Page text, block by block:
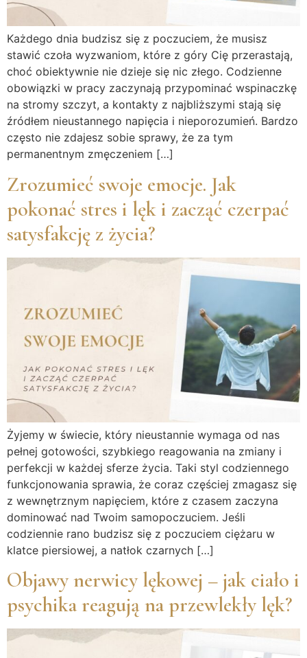
Każdego dnia budzisz się z poczuciem, że musisz
stawić czoła wyzwaniom, które z góry Cię przerastają,
choć obiektywnie nie dzieje się nic złego. Codzienne
obowiązki w pracy zaczynają przypominać wspinaczkę
na stromy szczyt, a kontakty z najbliższymi stają się
źródłem nieustannego napięcia i nieporozumień. Bardzo
często nie zdajesz sobie sprawy, że za tym
permanentnym zmęczeniem […]
Zrozumieć swoje emocje. Jak
pokonać stres i lęk i zacząć czerpać
satysfakcję z życia?
Żyjemy w świecie, który nieustannie wymaga od nas
pełnej gotowości, szybkiego reagowania na zmiany i
perfekcji w każdej sferze życia. Taki styl codziennego
funkcjonowania sprawia, że coraz częściej zmagasz się
z wewnętrznym napięciem, które z czasem zaczyna
dominować nad Twoim samopoczuciem. Jeśli
codziennie rano budzisz się z poczuciem ciężaru w
klatce piersiowej, a natłok czarnych […]
Objawy nerwicy lękowej – jak ciało i
psychika reagują na przewlekły lęk?